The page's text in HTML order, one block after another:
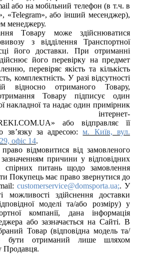
або на мобільний телефон (в т.ч. в
«Telegram», або інший месенджер),
менеджеру.
Товару може здійснюватися
з відділення Транспортної
його доставки. При отриманні
його перевірку на предмет
перевіряє якість та кількість
комплектність. У разі відсутності
відносно отриманого Товару,
Товару підписує один
накладної та надає один примірник
інтернет-
» або відправляє її
зв’язку за адресою:м. Київ, вул.
офіс 14.
відмовитися від замовленого
причини у відповідних
спірних питань щодо замовлення
Покупець має право звернутися до
customerservice@domsporta.ua;. У
можливості здійснення доставки
моделі та/або розміру) у
компанії, дана інформація
або зазначається на Сайті. В
Товар (відповідна модель та/
бути отриманий лише шляхом
Продавця.